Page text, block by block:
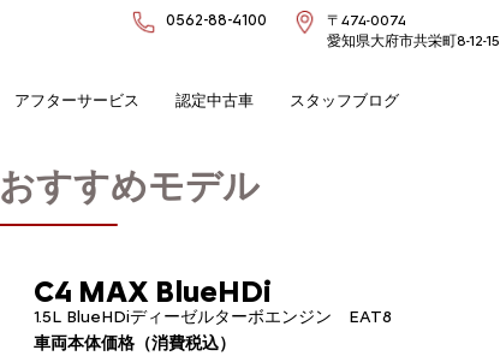
0562-88-4100
〒474-0074
愛知県大府市共栄町8-12-15
アフターサービス 認定中古車 スタッフブログ
おすすめモデル
C4 MAX BlueHDi
1.5L BlueHDiディーゼルターボエンジン EAT8
車両本体価格（消費税込）